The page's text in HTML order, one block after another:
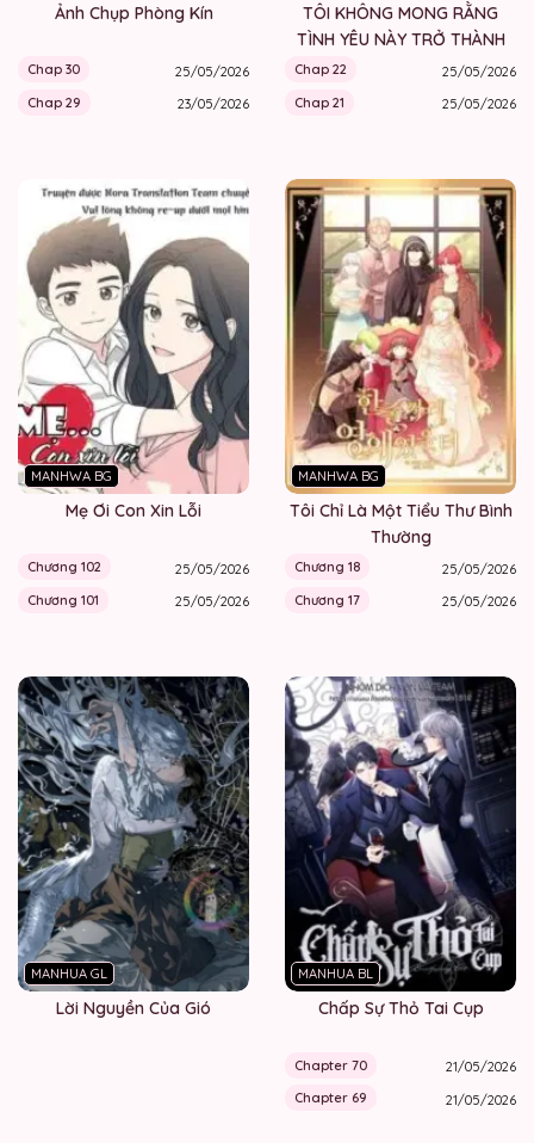
Ảnh Chụp Phòng Kín
Chap 30
25/05/2026
Chap 29
23/05/2026
TÔI KHÔNG MONG RẰNG
TÌNH YÊU NÀY TRỞ THÀNH
MỘT VÌ SAO
Chap 22
25/05/2026
Chap 21
25/05/2026
MANHWA BG
Mẹ Ơi Con Xin Lỗi
Chương 102
25/05/2026
Chương 101
25/05/2026
MANHWA BG
Tôi Chỉ Là Một Tiểu Thư Bình
Thường
Chương 18
25/05/2026
Chương 17
25/05/2026
MANHUA GL
Lời Nguyền Của Gió
MANHUA BL
Chấp Sự Thỏ Tai Cụp
Chapter 70
21/05/2026
Chapter 69
21/05/2026